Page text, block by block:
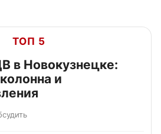
ТОП 5
в Новокузнецке:
и